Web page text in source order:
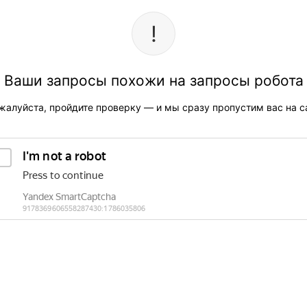
Ваши запросы похожи на запросы робота
пройдите проверку — и мы сразу пропустим вас на